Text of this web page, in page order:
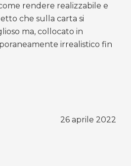
rendere realizzabile e
che sulla carta si
ma, collocato in
irrealistico fin
26 aprile 2022